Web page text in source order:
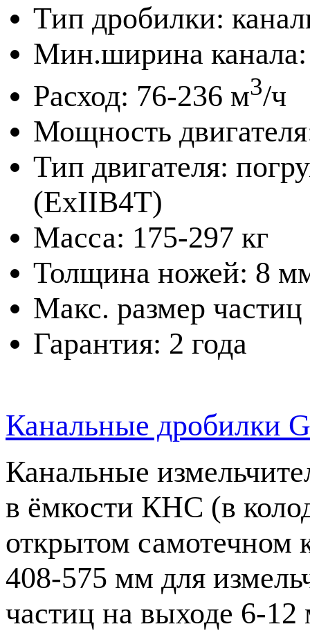
Тип дробилки:
Мин.ширина
Расход: 76-236 м3/ч
Мощность
Тип двигателя:
(ExIIB4T)
Масса: 175-297 кг
Толщина ножей: 8
Макс. размер
Гарантия: 2 года
Канальные дробилки
Канальные
в ёмкости КНС (в
открытом самотечном
408-575 мм для
частиц на выходе 6-